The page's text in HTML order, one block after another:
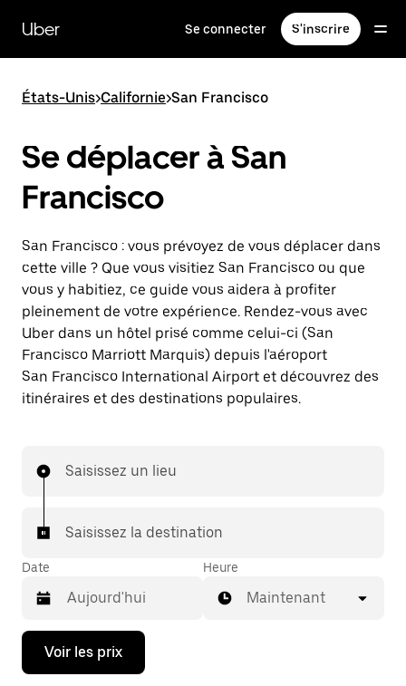
contenu
principal
Uber Se connecter S'inscrire
États-Unis>Californie>San Francisco
Se déplacer à San
Francisco
San Francisco : vous prévoyez de vous déplacer dans
cette ville ? Que vous visitiez San Francisco ou que
vous y habitiez, ce guide vous aidera à profiter
pleinement de votre expérience. Rendez-vous avec
Uber dans un hôtel prisé comme celui-ci (San
Francisco Marriott Marquis) depuis l'aéroport
San Francisco International Airport et découvrez des
itinéraires et des destinations populaires.
Saisissez un lieu
Saisissez la destination
Date
Appuyez
la
Heure
Maintenant
Voir les prix